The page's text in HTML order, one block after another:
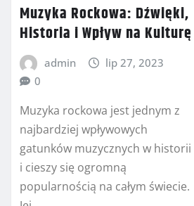
Muzyka Rockowa: Dźwięki,
Historia i Wpływ na Kulturę
admin
lip 27, 2023
0
Muzyka rockowa jest jednym z
najbardziej wpływowych
gatunków muzycznych w historii
i cieszy się ogromną
popularnością na całym świecie.